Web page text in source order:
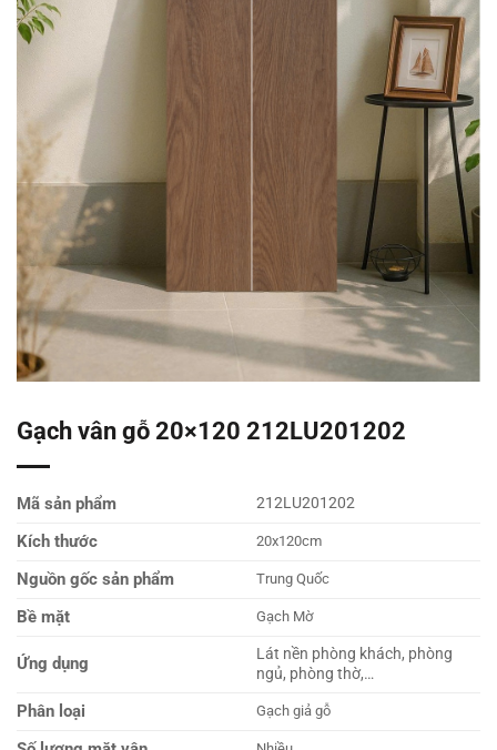
Gạch vân gỗ 20×120 212LU201202
Mã sản phẩm 212LU201202
Kích thước 20x120cm
Nguồn gốc sản phẩm Trung Quốc
Bề mặt Gạch Mờ
Ứng dụng
Lát nền phòng khách, phòng
ngủ, phòng thờ,…
Phân loại Gạch giả gỗ